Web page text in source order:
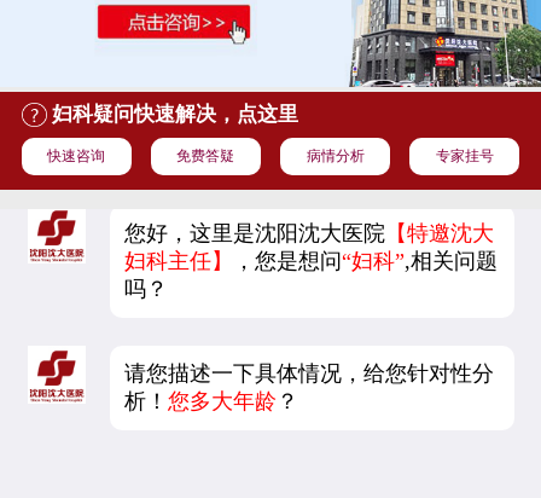
妇科疑问快速解决，点这里
快速咨询 免费答疑 病情分析 专家挂号
您好，这里是沈阳沈大医院 【特邀沈大
妇科主任】
，您是想问“妇科”,相关问题
吗？
请您描述一下具体情况，给您针对性分
析！您多大年龄 ？